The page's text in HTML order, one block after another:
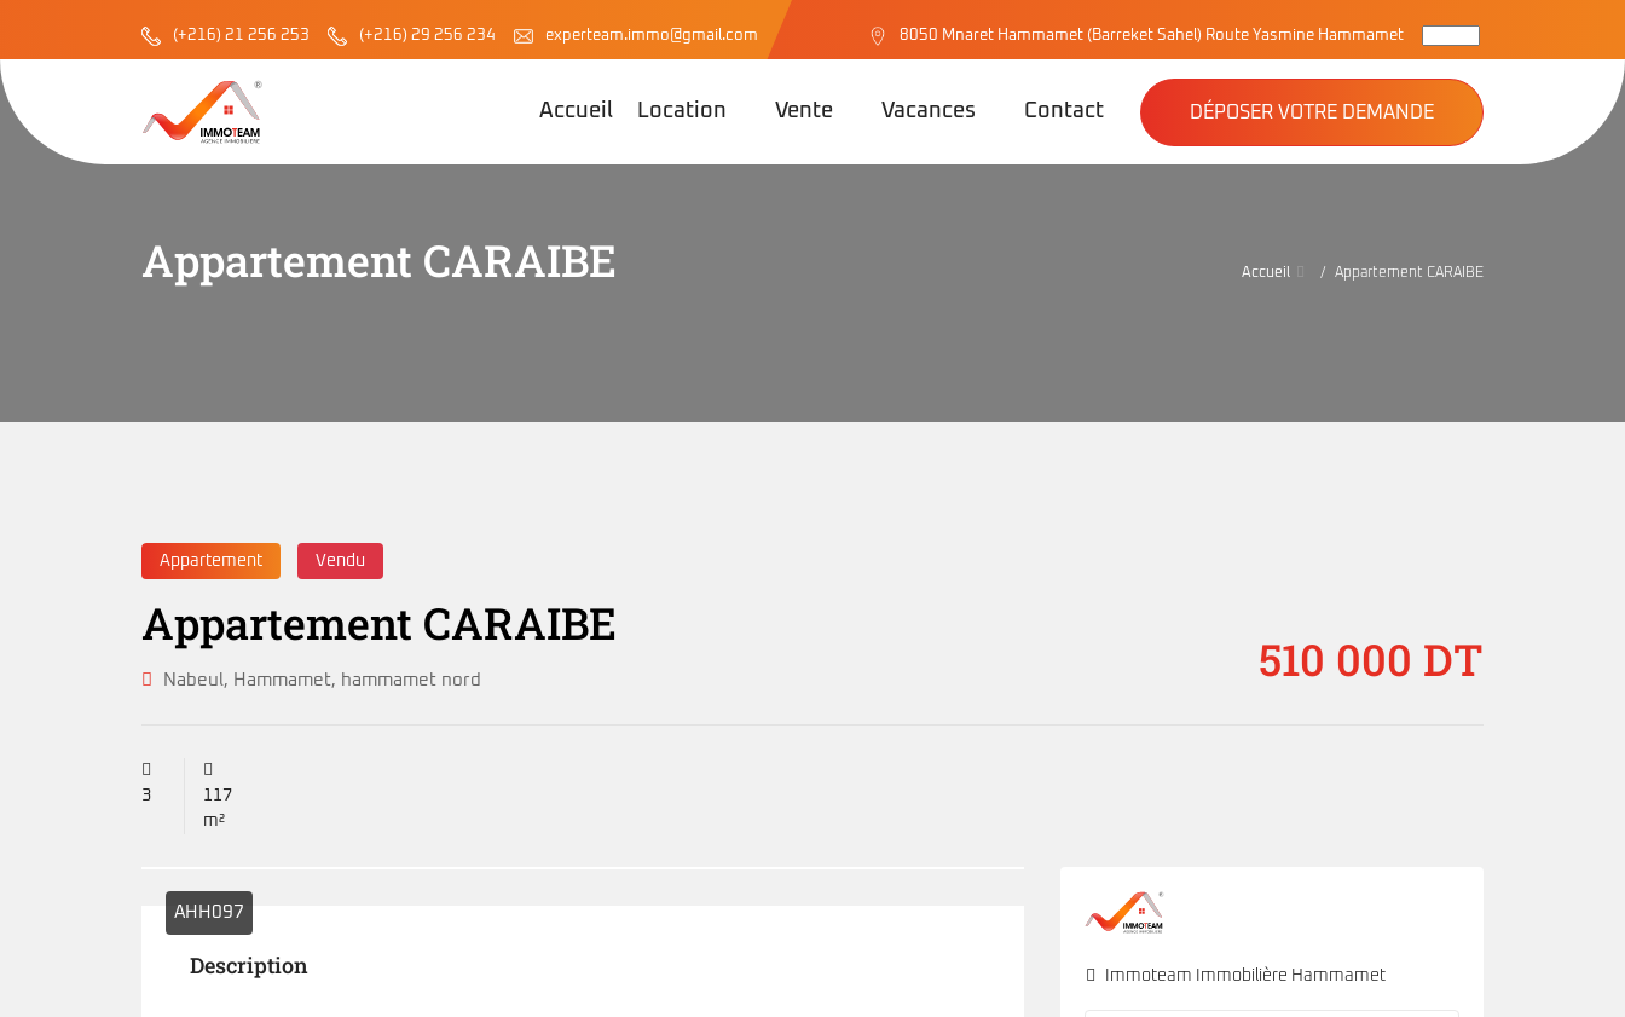
(+216) 21 256 253 (+216) 29 256 234 experteam.immo@gmail.com 8050 Mnaret Hammamet (Barreket Sahel) Route Yasmine Hammamet
Accueil Location Vente Vacances Contact DÉPOSER VOTRE DEMANDE
Appartement CARAIBE Accueil Appartement CARAIBE
Appartement Vendu
Appartement CARAIBE
Nabeul, Hammamet, hammamet nord 510 000 DT
3
117
m²
AHH097
Description Immoteam Immobilière Hammamet